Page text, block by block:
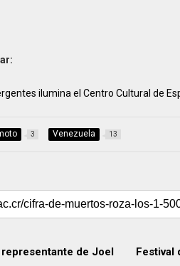
ilumina el Centro Cultural de
3 Venezuela 13
de Joel
Festival